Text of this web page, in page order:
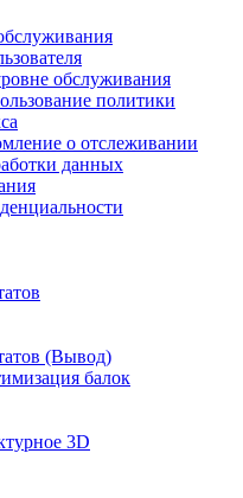
обслуживания
политики
о отслеживании
данных
(Вывод)
балок
3D